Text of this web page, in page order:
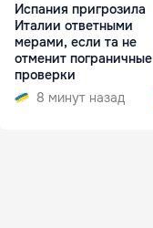
Испания пригрозила
Италии ответными
мерами, если та не
отменит пограничные
проверки
8 минут назад